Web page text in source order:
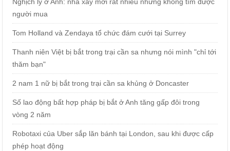
người mua
Tom Holland và Zendaya tổ chức đám cưới tại Surrey
Thanh niên Việt bị bắt trong trại cần sa nhưng nói mình "chỉ tới
thăm bạn"
2 nam 1 nữ bị bắt trong trại cần sa khủng ở Doncaster
Số lao động bất hợp pháp bị bắt ở Anh tăng gấp đôi trong
vòng 2 năm
Robotaxi của Uber sắp lăn bánh tại London, sau khi được cấp
phép hoạt động